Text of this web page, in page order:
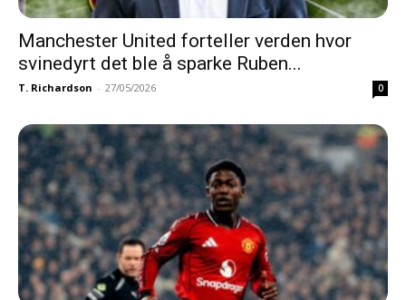
Manchester United forteller verden hvor
svinedyrt det ble å sparke Ruben...
T. Richardson - 27/05/2026 0